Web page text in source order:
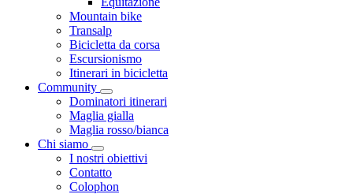
Mountain bike
Transalp
Bicicletta da corsa
Escursionismo
Itinerari in bicicletta
Community
Dominatori itinerari
Maglia gialla
Maglia rosso/bianca
Chi siamo
I nostri obiettivi
Contatto
Colophon